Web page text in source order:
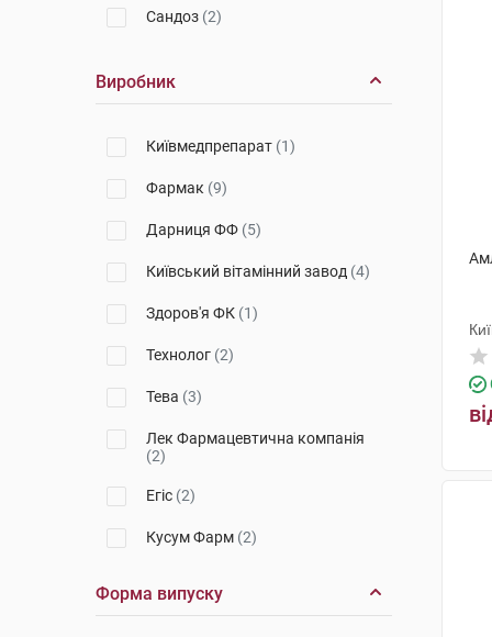
Сандоз (2)
Виробник
Київмедпрепарат (1)
Фармак (9)
Дарниця ФФ (5)
Київський вітамінний завод (4)
Здоров'я ФК (1)
Технолог (2)
Тева (3)
Лек Фармацевтична компанія
(2)
Егіс (2)
Кусум Фарм (2)
Мікрохім(2)
Форма випуску